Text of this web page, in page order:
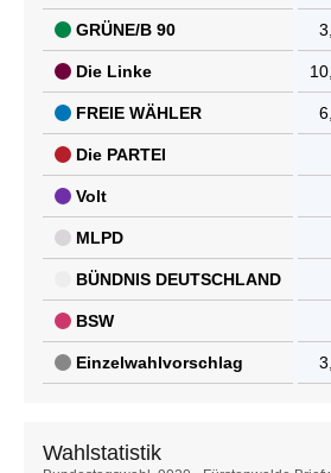
GRÜNE/B 90
Die Linke
FREIE WÄHLER
Die PARTEI
Volt
MLPD
BÜNDNIS DEUTSCHLAND
BSW
Einzelwahlvorschlag
Wahlstatistik